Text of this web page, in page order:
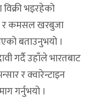
भइरहेको
र कमसल खरबुजा
बताउनुभयो ।
गर्दै उहाँले भारतबाट
र क्वारेन्टाइन
गर्नुभयो ।